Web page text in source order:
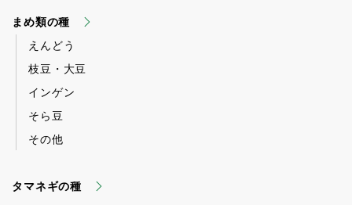
まめ類の種
えんどう
枝豆・大豆
インゲン
そら豆
その他
タマネギの種